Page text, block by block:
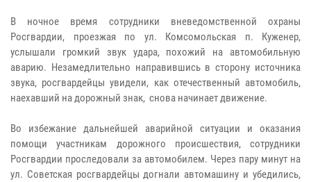
В ночное время сотрудники вневедомственной охраны
Росгвардии, проезжая по ул. Комсомольская п. Куженер,
услышали громкий звук удара, похожий на автомобильную
аварию. Незамедлительно направившись в сторону источника
звука, росгвардейцы увидели, как отечественный автомобиль,
наехавший на дорожный знак, снова начинает движение.
Во избежание дальнейшей аварийной ситуации и оказания
помощи участникам дорожного происшествия, сотрудники
Росгвардии проследовали за автомобилем. Через пару минут на
ул. Советская росгвардейцы догнали автомашину и убедились,